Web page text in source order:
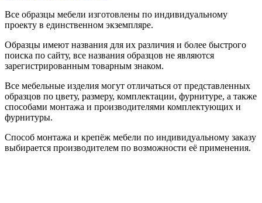
Все образцы мебели изготовлены по индивидуальному
проекту в единственном экземпляре.
Образцы имеют названия для их различия и более быстрого
поиска по сайту, все названия образцов не являются
зарегистрированным товарным знаком.
Все мебельные изделия могут отличаться от представленных
образцов по цвету, размеру, комплектации, фурнитуре, а также
способами монтажа и производителями комплектующих и
фурнитуры.
Способ монтажа и крепёж мебели по индивидуальному заказу
выбирается производителем по возможности её применения.